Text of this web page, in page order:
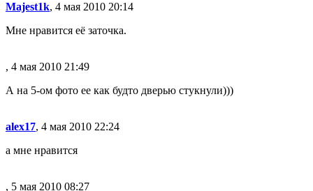
Majest1k, 4 мая 2010 20:14
Мне нравится её заточка.
, 4 мая 2010 21:49
А на 5-ом фото ее как будто дверью стукнули)))
alex17, 4 мая 2010 22:24
а мне нравится
, 5 мая 2010 08:27